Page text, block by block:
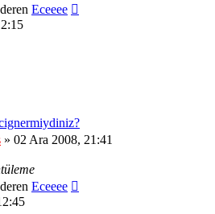
Eceeee
» 02 Ara 2008, 21:41
Eceeee